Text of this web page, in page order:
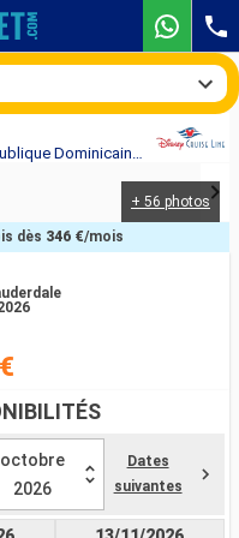
Croisière Disney Dream : Porto Rico, République Dominicaine, Bahamas, États-Unis au départ de Fort Lauderdale
+ 56 photos
dès 346 €/mois
octobre
2026
Dates
suivantes